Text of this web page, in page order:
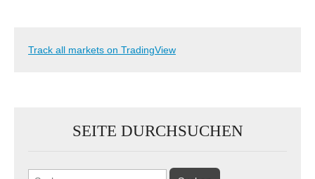
Track all markets on TradingView
SEITE DURCHSUCHEN
Suchen